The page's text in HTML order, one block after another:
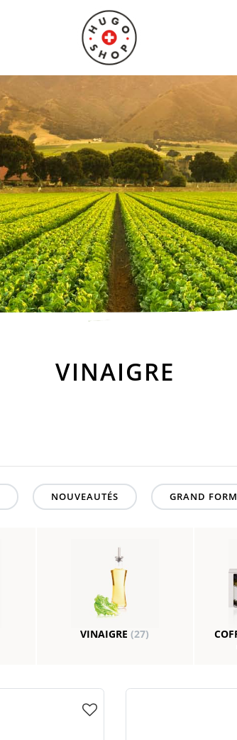
VINAIGRE
NOUVEAUTÉS GRAND
VINAIGRE(27)